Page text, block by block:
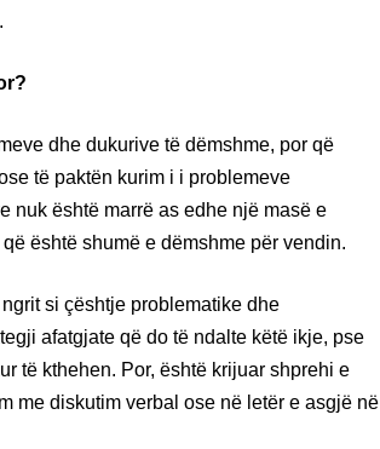
dhe dukurive të dëmshme, por që
të paktën kurim i i problemeve
nuk është marrë as edhe një masë e
është shumë e dëmshme për vendin.
si çështje problematike dhe
afatgjate që do të ndalte këtë ikje, pse
të kthehen. Por, është krijuar shprehi e
me diskutim verbal ose në letër e asgjë në